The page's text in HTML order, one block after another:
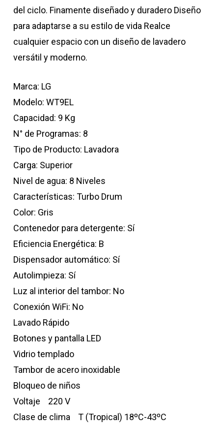
del ciclo. Finamente diseñado y duradero Diseño
para adaptarse a su estilo de vida Realce
cualquier espacio con un diseño de lavadero
versátil y moderno.
Marca: LG
Modelo: WT9EL
Capacidad: 9 Kg
N° de Programas: 8
Tipo de Producto: Lavadora
Carga: Superior
Nivel de agua: 8 Niveles
Características: Turbo Drum
Color: Gris
Contenedor para detergente: Sí
Eficiencia Energética: B
Dispensador automático: Sí
Autolimpieza: Sí
Luz al interior del tambor: No
Conexión WiFi: No
Lavado Rápido
Botones y pantalla LED
Vidrio templado
Tambor de acero inoxidable
Bloqueo de niños
Voltaje 220 V
Clase de clima T (Tropical) 18ºC-43ºC